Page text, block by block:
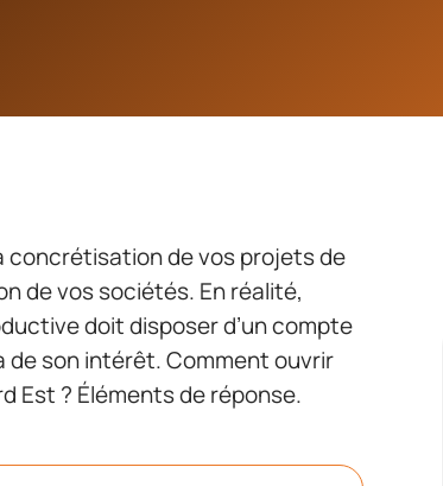
concrétisation de vos projets de
de vos sociétés. En réalité,
doit disposer d’un compte
de son intérêt. Comment ouvrir
Est ? Éléments de réponse.